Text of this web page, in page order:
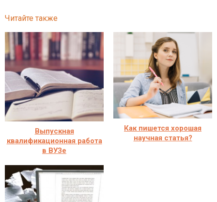
Читайте также
Выпускная
квалификационная работа
в ВУЗе
Как пишется хорошая
научная статья?